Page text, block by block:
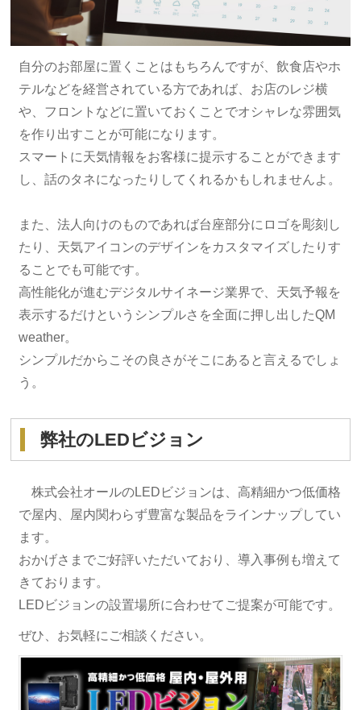
自分のお部屋に置くことはもちろんですが、飲食店やホ
テルなどを経営されている方であれば、お店のレジ横
や、フロントなどに置いておくことでオシャレな雰囲気
を作り出すことが可能になります。
スマートに天気情報をお客様に提示することができます
し、話のタネになったりしてくれるかもしれませんよ。
また、法人向けのものであれば台座部分にロゴを彫刻し
たり、天気アイコンのデザインをカスタマイズしたりす
ることでも可能です。
高性能化が進むデジタルサイネージ業界で、天気予報を
表示するだけというシンプルさを全面に押し出したQM
weather。
シンプルだからこその良さがそこにあると言えるでしょ
う。
弊社のLEDビジョン
株式会社オールのLEDビジョンは、高精細かつ低価格
で屋内、屋内関わらず豊富な製品をラインナップしてい
ます。
おかげさまでご好評いただいており、導入事例も増えて
きております。
LEDビジョンの設置場所に合わせてご提案が可能です。
ぜひ、お気軽にご相談ください。